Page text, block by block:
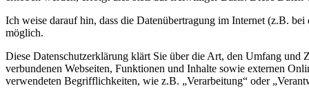
Ich weise darauf hin, dass die Datenübertragung im Internet (z.B.
möglich.
Diese Datenschutzerklärung klärt Sie über die Art, den Umfang und
verbundenen Webseiten, Funktionen und Inhalte sowie externen
verwendeten Begrifflichkeiten, wie z.B. „Verarbeitung“ oder